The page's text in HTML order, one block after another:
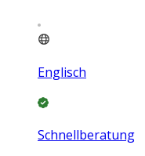
Englisch
Schnellberatung